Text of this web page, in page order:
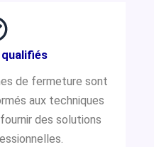
de fermeture sont
aux techniques
des solutions